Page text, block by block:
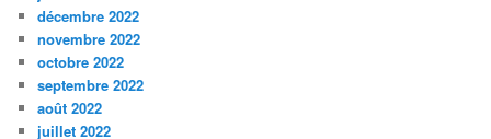
décembre 2022
novembre 2022
octobre 2022
septembre 2022
août 2022
juillet 2022